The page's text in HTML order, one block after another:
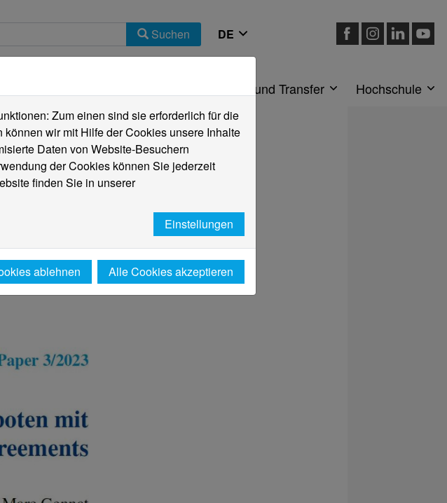
Suchen
Forschung und Transfer Hochschule
Zum einen sind sie erforderlich für die
wir mit Hilfe der Cookies unsere Inhalte
Daten von Website-Besuchern
der Cookies können Sie jederzeit
finden Sie in unserer
Einstellungen
ablehnen Alle Cookies akzeptieren